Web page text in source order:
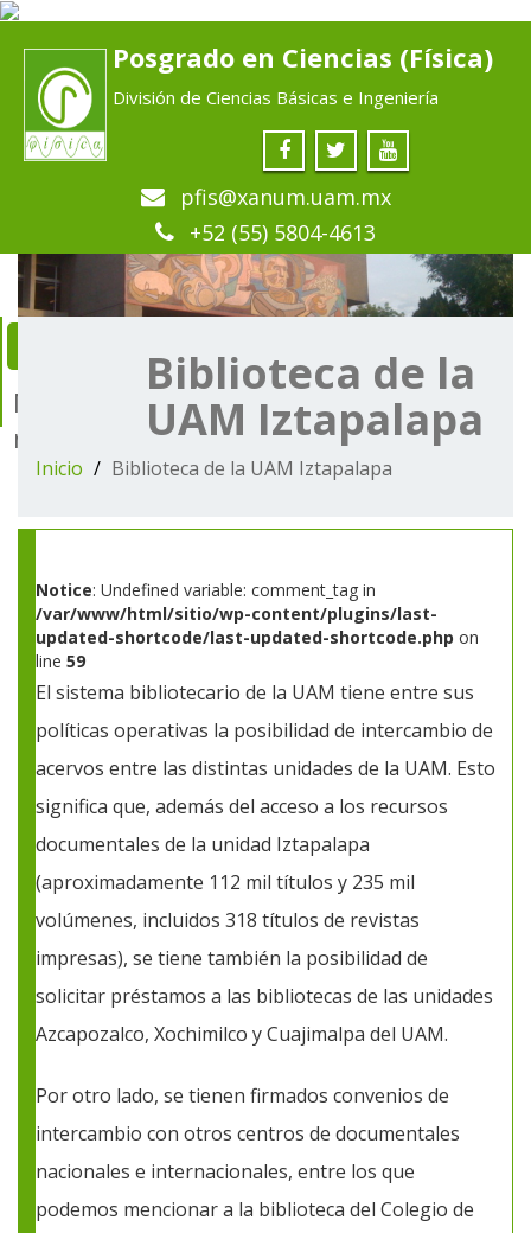
Posgrado en Ciencias (Física)
División de Ciencias Básicas e Ingeniería
pfis@xanum.uam.mx
+52 (55) 5804-4613
Menú de
navegación
Biblioteca de la
UAM Iztapalapa
Inicio Biblioteca de la UAM Iztapalapa
Notice: Undefined variable: comment_tag in
/var/www/html/sitio/wp-content/plugins/last-
updated-shortcode/last-updated-shortcode.php on
line 59
El sistema bibliotecario de la UAM tiene entre sus
políticas operativas la posibilidad de intercambio de
acervos entre las distintas unidades de la UAM. Esto
significa que, además del acceso a los recursos
documentales de la unidad Iztapalapa
(aproximadamente 112 mil títulos y 235 mil
volúmenes, incluidos 318 títulos de revistas
impresas), se tiene también la posibilidad de
solicitar préstamos a las bibliotecas de las unidades
Azcapozalco, Xochimilco y Cuajimalpa del UAM.
Por otro lado, se tienen firmados convenios de
intercambio con otros centros de documentales
nacionales e internacionales, entre los que
podemos mencionar a la biblioteca del Colegio de